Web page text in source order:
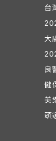
台
大
良
健
美
頭